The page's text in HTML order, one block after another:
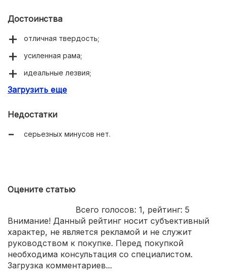
Достоинства
отличная твердость;
усиленная рама;
идеальные лезвия;
долговечность;
Загрузить еще
Недостатки
серьезных минусов нет.
Оцените статью
Всего голосов: 1, рейтинг: 5
Внимание! Данный рейтинг носит субъективный
характер, не является рекламой и не служит
руководством к покупке. Перед покупкой
необходима консультация со специалистом.
Загрузка комментариев...